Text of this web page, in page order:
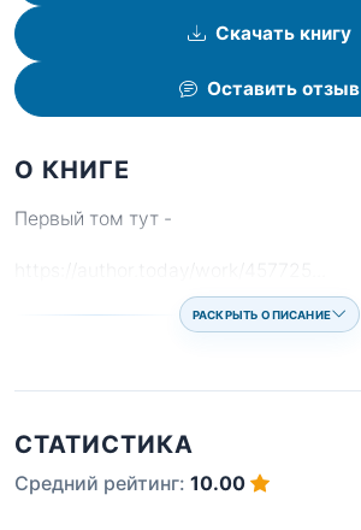
Скачать книгу
Оставить отзыв
О КНИГЕ
Первый том тут -
РАСКРЫТЬ ОПИСАНИЕ
СТАТИСТИКА
Средний рейтинг: 10.00